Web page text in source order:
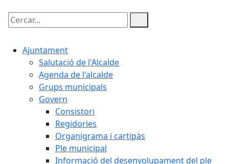
Cercar:
Ajuntament
Salutació de l'Alcalde
Agenda de l'alcalde
Grups municipals
Govern
Consistori
Regidories
Organigrama i cartipàs
Ple municipal
Informació del desenvolupament del ple